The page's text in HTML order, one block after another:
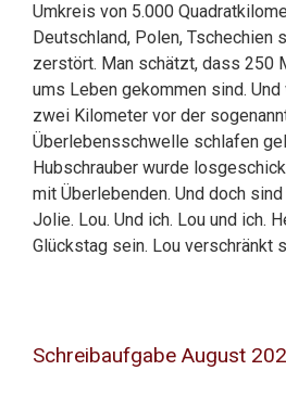
Umkreis von 5.000
Deutschland, Polen, Tschechien
zerstört. Man schätzt, dass 250
ums Leben gekommen sind. Und
zwei Kilometer vor der
Überlebensschwelle schlafen
Hubschrauber wurde
mit Überlebenden. Und doch
Jolie. Lou. Und ich. Lou und ich.
Glückstag sein. Lou verschränkt
Schreibaufgabe August